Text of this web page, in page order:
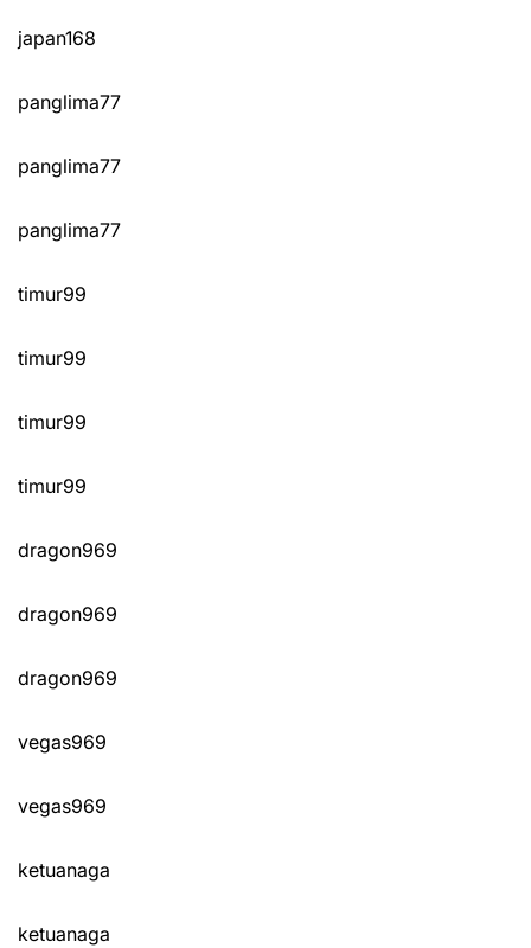
japan168
panglima77
panglima77
panglima77
timur99
timur99
timur99
timur99
dragon969
dragon969
dragon969
vegas969
vegas969
ketuanaga
ketuanaga